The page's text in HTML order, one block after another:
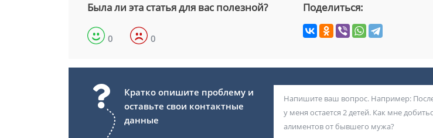
Была ли эта статья для вас полезной?
0 0
Поделиться:
Кратко опишите проблему и
оставьте свои контактные
данные